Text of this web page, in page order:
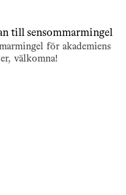
till sensommarmingel
för akademiens
välkomna!